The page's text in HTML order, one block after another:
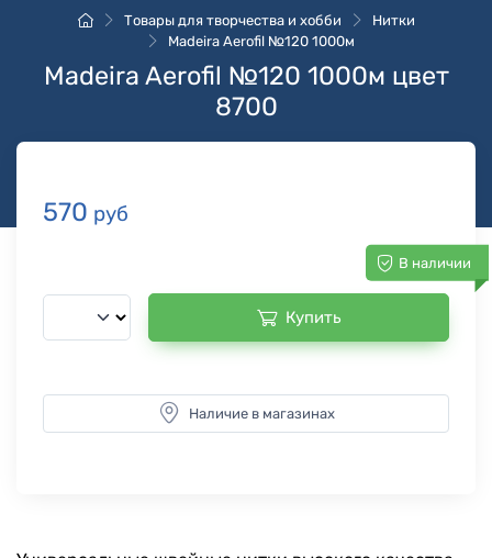
Товары для творчества и хобби
Нитки
Madeira Aerofil №120 1000м
Madeira Aerofil №120 1000м цвет
8700
570 руб
В наличии
Купить
Наличие в магазинах